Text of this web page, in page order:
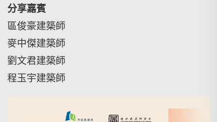
分享嘉賓
區俊豪建築師
麥中傑建築師
劉文君建築師
程玉宇建築師